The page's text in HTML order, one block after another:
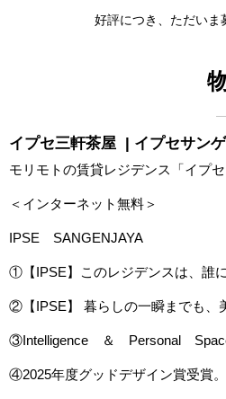
好評につき、ただいま
イプセ三軒茶屋 | イプセサン
モリモトの賃貸レジデンス「イプ
＜インターネット無料＞
IPSE SANGENJAYA
①【IPSE】このレジデンスは、誰に
②【IPSE】 暮らしの一瞬までも、
③Intelligence ＆ Personal
④2025年度グッドデザイン賞受賞。